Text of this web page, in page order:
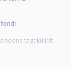
fondi
hoone tagaküljelt